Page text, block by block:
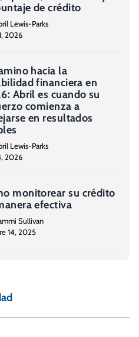
de crédito
Lewis-Parks
2026
hacia la
financiera en
Abril es cuando su
comienza a
en resultados
Lewis-Parks
2026
monitorear su crédito
efectiva
Sullivan
14, 2025